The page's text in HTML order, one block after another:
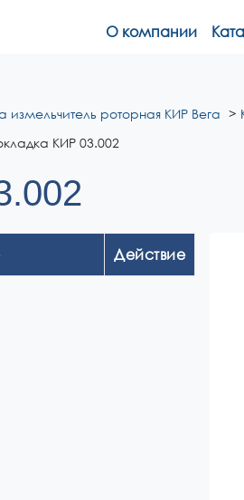
О компании
измельчитель роторная КИР Вега
КИР 03.002
Действие